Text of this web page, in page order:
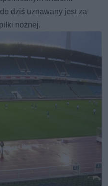
dziś uznawany jest za
nożnej.